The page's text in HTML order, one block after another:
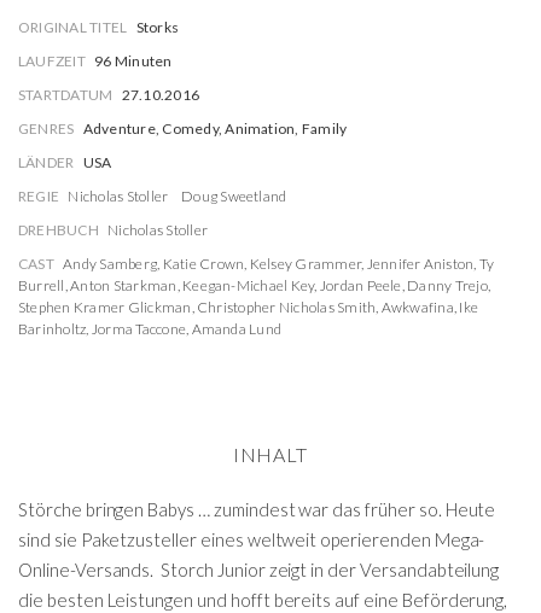
ORIGINAL TITEL Storks
LAUFZEIT 96 Minuten
STARTDATUM 27.10.2016
GENRES Adventure, Comedy, Animation, Family
LÄNDER USA
REGIE Nicholas Stoller
Doug Sweetland
DREHBUCH Nicholas Stoller
CAST Andy Samberg, Katie Crown, Kelsey Grammer, Jennifer Aniston, Ty
Burrell,Anton Starkman, Keegan-Michael Key, Jordan Peele, Danny Trejo,
Stephen Kramer Glickman, Christopher Nicholas Smith, Awkwafina, Ike
Barinholtz, Jorma Taccone, Amanda Lund
INHALT
Störche bringen Babys … zumindest war das früher so. Heute
sind sie Paketzusteller eines weltweit operierenden Mega-
Online-Versands. Storch Junior zeigt in der Versandabteilung
die besten Leistungen und hofft bereits auf eine Beförderung,